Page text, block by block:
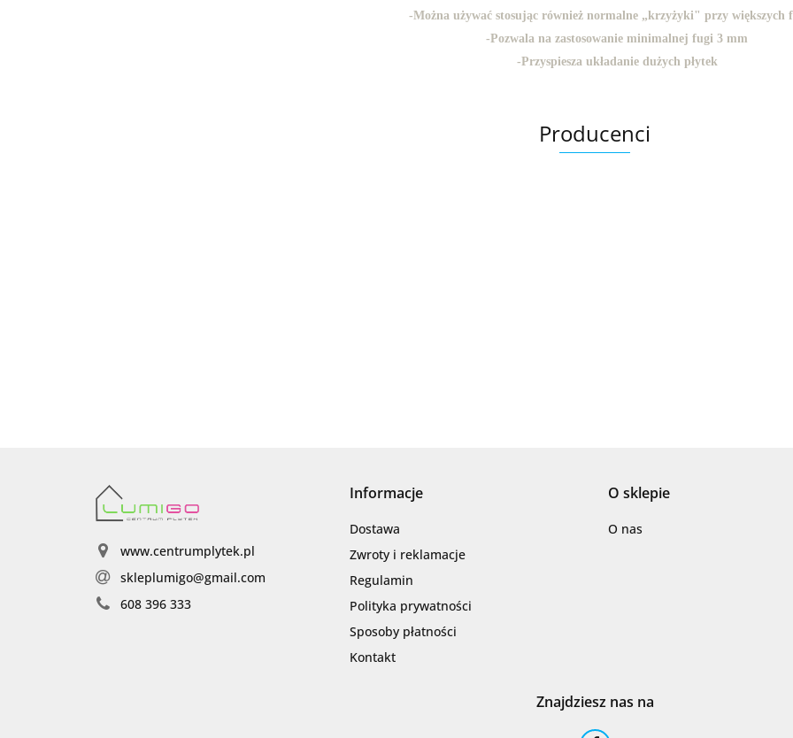
-Można używać stosując również normalne „krzyżyki" przy większych
-Pozwala na zastosowanie minimalnej fugi 3 mm
-Przyspiesza układanie dużych płytek
Producenci
Barwolf
www.centrumplytek.pl
skleplumigo@gmail.com
608 396 333
Informacje
Dostawa
Zwroty i reklamacje
Regulamin
Polityka prywatności
Sposoby płatności
Kontakt
O sklepie
O nas
Znajdziesz nas na